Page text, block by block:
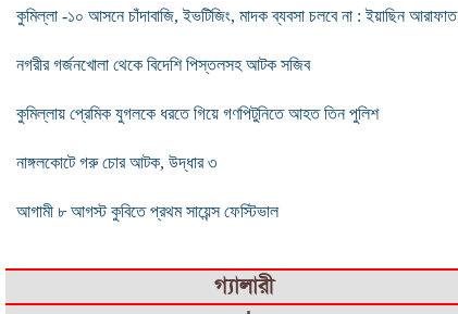
কুমিল্লা -১০ আসনে চাঁদাবাজি, ইভটিজিং, মাদক ব্যবসা চলবে না : ইয়াছিন আরাফাত
নগরীর গর্জনখোলা থেকে বিদেশি পিস্তলসহ আটক সজিব
কুমিল্লায় প্রেমিক যুগলকে ধরতে গিয়ে গণপিটুনিতে আহত তিন পুলিশ
নাঙ্গলকোটে গরু চোর আটক, উদ্ধার ৩
আগামী ৮ আগস্ট কুবিতে প্রথম সায়েন্স ফেস্টিভাল
গ্যালারী